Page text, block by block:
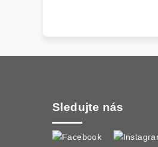
Sledujte nás